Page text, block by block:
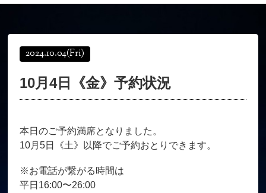
オンラインショップ
育毛コース よくある質問
お客様の声 シーヘアーのブログ
2024.10.04(Fri)
10月4日《金》予約状況
本日のご予約満席となりました。
10月5日《土》以降でご予約おとりできます。
※お電話が繋がる時間は
平日16:00〜26:00